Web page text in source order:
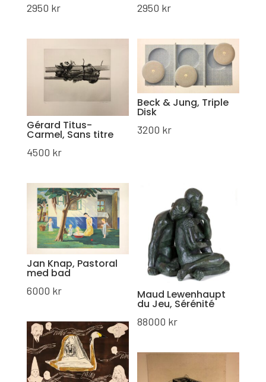
2950 kr 2950 kr
Gérard Titus-
Carmel, Sans titre
4500 kr
Beck & Jung, Triple
Disk
3200 kr
Jan Knap, Pastoral
med bad
6000 kr Maud Lewenhaupt
du Jeu, Sérénité
88000 kr